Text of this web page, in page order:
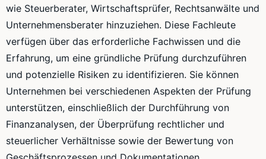
wie Steuerberater, Wirtschaftsprüfer, Rechtsanwälte und
Unternehmensberater hinzuziehen. Diese Fachleute
verfügen über das erforderliche Fachwissen und die
Erfahrung, um eine gründliche Prüfung durchzuführen
und potenzielle Risiken zu identifizieren. Sie können
Unternehmen bei verschiedenen Aspekten der Prüfung
unterstützen, einschließlich der Durchführung von
Finanzanalysen, der Überprüfung rechtlicher und
steuerlicher Verhältnisse sowie der Bewertung von